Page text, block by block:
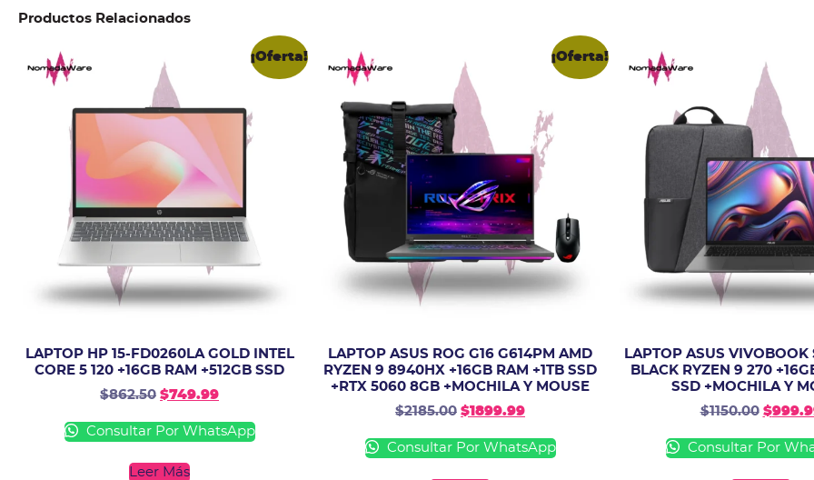
Productos Relacionados
¡Oferta!
LAPTOP HP 15-FD0260LA GOLD INTEL
CORE 5 120 +16GB RAM +512GB SSD
$862.50 $749.99
Consultar Por WhatsApp
Leer Más
¡Oferta!
LAPTOP ASUS ROG G16 G614PM AMD
RYZEN 9 8940HX +16GB RAM +1TB SSD
+RTX 5060 8GB +MOCHILA Y MOUSE
$2185.00 $1899.99
Consultar Por WhatsApp
LAPTOP ASUS VIVOBOOK
BLACK RYZEN 9 270
SSD +MOCHILA Y
$1150.00 $
Consultar Por